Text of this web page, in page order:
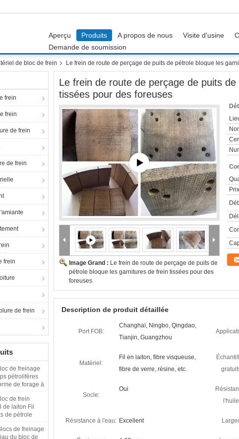
Aperçu Produits A propos de nous Visite d'usine
Demande de soumission
de bloc de frein Le frein de route de perçage de puits de pétrole bloque les
frein
frein
de frein
de frein
frein
de frein
de freinage
pétrolifères
de forage à
de frein
de laiton Fil
de pétrole
de freinage
du bloc de
Le frein de route de perçage de puits
tissées pour des foreuses
Image Grand : Le frein de route de perçage de puits de
pétrole bloque les garnitures de frein tissées pour des
foreuses
Description de produit détaillée
Port FOB:
Changhaï, Ningbo, Qingdao,
Tianjin, Guangzhou
Matériel:
Fil en laiton, fibre visqueuse,
fibre de verre, résine, etc.
Socle:
Oui
Résistance à l'eau: Excellent